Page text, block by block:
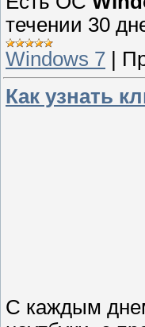
течении 30
Windows 7 |
Как узнать
С каждым